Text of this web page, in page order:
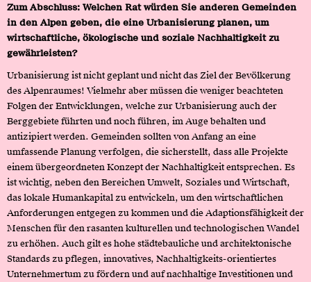
Zum Abschluss: Welchen Rat würden Sie anderen Gemeinden
in den Alpen geben, die eine Urbanisierung planen, um
wirtschaftliche, ökologische und soziale Nachhaltigkeit zu
gewährleisten?
Urbanisierung ist nicht geplant und nicht das Ziel der Bevölkerung
des Alpenraumes! Vielmehr aber müssen die weniger beachteten
Folgen der Entwicklungen, welche zur Urbanisierung auch der
Berggebiete führten und noch führen, im Auge behalten und
antizipiert werden. Gemeinden sollten von Anfang an eine
umfassende Planung verfolgen, die sicherstellt, dass alle Projekte
einem übergeordneten Konzept der Nachhaltigkeit entsprechen. Es
ist wichtig, neben den Bereichen Umwelt, Soziales und Wirtschaft,
das lokale Humankapital zu entwickeln, um den wirtschaftlichen
Anforderungen entgegen zu kommen und die Adaptionsfähigkeit der
Menschen für den rasanten kulturellen und technologischen Wandel
zu erhöhen. Auch gilt es hohe städtebauliche und architektonische
Standards zu pflegen, innovatives, Nachhaltigkeits-orientiertes
Unternehmertum zu fördern und auf nachhaltige Investitionen und